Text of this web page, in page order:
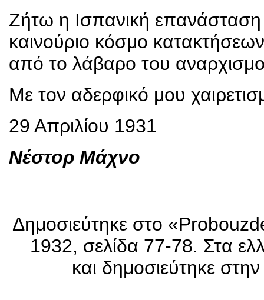
Ζήτω η Ισπανική
καινούριο κόσμο
από το λάβαρο του
Με τον αδερφικό μου
29 Απριλίου 1931
Νέστορ Μάχνο
Δημοσιεύτηκε στο
1932, σελίδα 77-78. Στα
και δημοσιεύτηκε